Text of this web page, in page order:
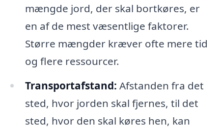
mængde jord, der skal bortkøres, er
en af de mest væsentlige faktorer.
Større mængder kræver ofte mere tid
og flere ressourcer.
Transportafstand: Afstanden fra det
sted, hvor jorden skal fjernes, til det
sted, hvor den skal køres hen, kan